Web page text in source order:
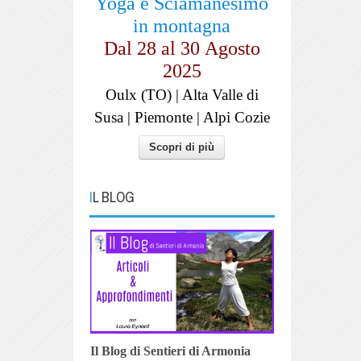
in montagna
Dal 28 al30 Agosto
2025
Oulx (TO) | Alta Valle di
Susa | Piemonte | Alpi Cozie
Scopri di più
IL BLOG
Il Blog di Sentieri di Armonia